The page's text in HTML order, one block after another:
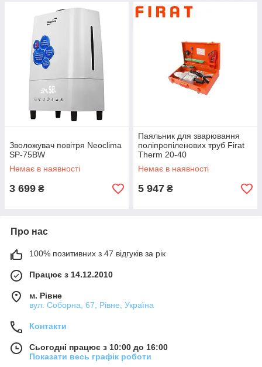
Зволожувач повітря Neoclima
SP-75BW
Немає в наявності
3 699 ₴
Паяльник для зварювання
поліпропіленових труб Firat
Therm 20-40
Немає в наявності
5 947 ₴
Про нас
100% позитивних з 47 відгуків за рік
Працює з 14.12.2010
м. Рівне
вул. Соборна, 67, Рівне, Україна
Контакти
Сьогодні працює з 10:00 до 16:00
Показати весь графік роботи